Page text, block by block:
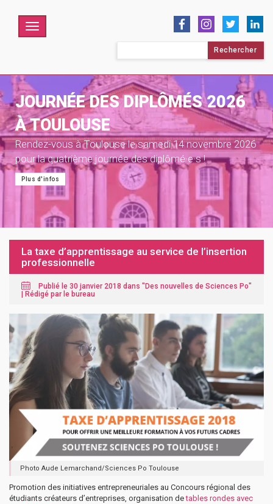
Menu
JOURNÉE DES DIPLÔMÉS 2026
À TOULOUSE
Rendez-vous à Toulouse le samedi 14 novembre 2026
pour la quatrième journée des diplômé·e·s !
Plus d'infos
La taxe d’apprentissage au service de l’insertion
professionnelle
Publié le 30 janvier 2018 dans "Des nouvelles de Sciences Po"
| Rédigé par le bureau
Photo Aude Lemarchand/Sciences Po Toulouse
Promotion des initiatives entrepreneuriales au Concours régional des
étudiants créateurs d’entreprises, organisation detables rondes avec